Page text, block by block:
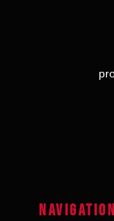
NAVIGATION